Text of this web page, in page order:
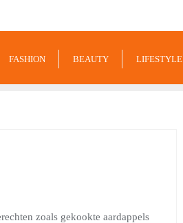
FASHION BEAUTY LIFESTYLE
zoals gekookte aardappels